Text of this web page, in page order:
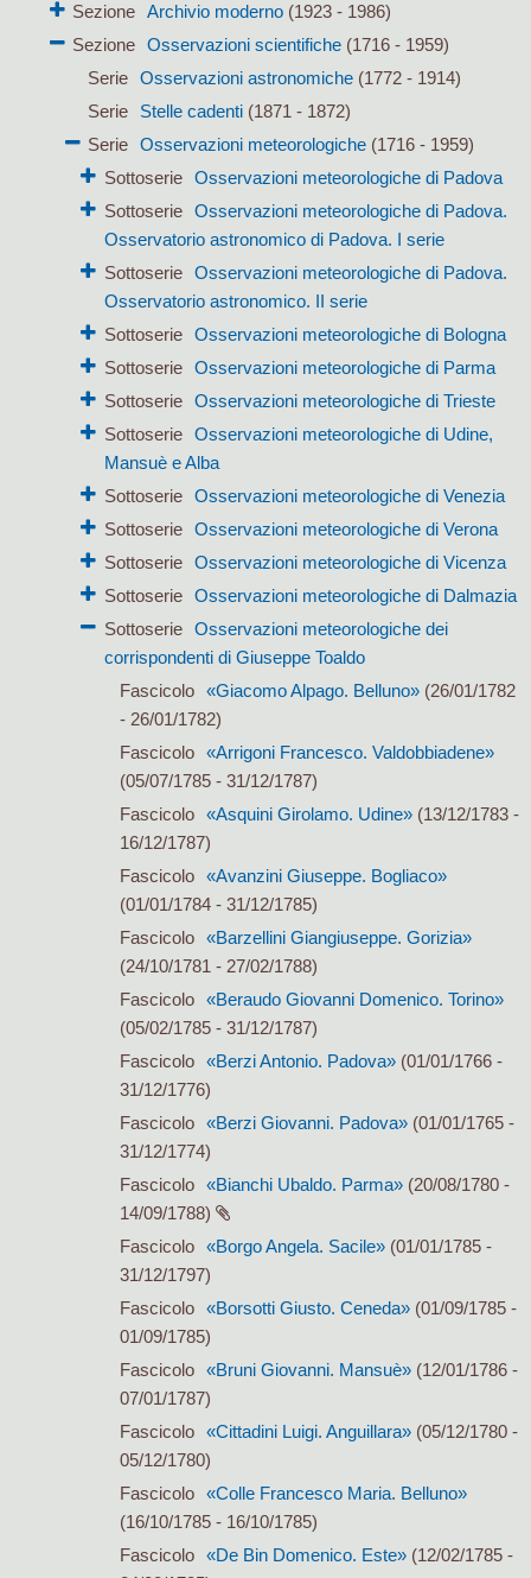
Sezione Archivio moderno(1923 - 1986)
Sezione Osservazioni scientifiche(1716 - 1959)
Serie
Osservazioni astronomiche (1772 - 1914)
Serie
Stelle cadenti (1871 - 1872)
Serie
Osservazioni meteorologiche (1716 - 1959)
Sottoserie
Osservazioni meteorologiche di Padova
Sottoserie
Osservazioni meteorologiche di Padova.
Osservatorio astronomico di Padova. I serie
Sottoserie
Osservazioni meteorologiche di Padova.
Osservatorio astronomico. II serie
Sottoserie
Osservazioni meteorologiche di Bologna
Sottoserie
Osservazioni meteorologiche di Parma
Sottoserie
Osservazioni meteorologiche di Trieste
Sottoserie
Osservazioni meteorologiche di Udine,
Mansuè e Alba
Sottoserie
Osservazioni meteorologiche di Venezia
Sottoserie
Osservazioni meteorologiche di Verona
Sottoserie
Osservazioni meteorologiche di Vicenza
Sottoserie
Osservazioni meteorologiche di Dalmazia
Sottoserie
Osservazioni meteorologiche dei
corrispondenti di Giuseppe Toaldo
Fascicolo «Giacomo Alpago. Belluno»(26/01/1782
- 26/01/1782)
Fascicolo «Arrigoni Francesco. Valdobbiadene»
(05/07/1785 - 31/12/1787)
Fascicolo «Asquini Girolamo. Udine»(13/12/1783 -
16/12/1787)
Fascicolo «Avanzini Giuseppe. Bogliaco»
(01/01/1784 - 31/12/1785)
Fascicolo «Barzellini Giangiuseppe. Gorizia»
(24/10/1781 - 27/02/1788)
Fascicolo «Beraudo Giovanni Domenico. Torino»
(05/02/1785 - 31/12/1787)
Fascicolo «Berzi Antonio. Padova»(01/01/1766 -
31/12/1776)
Fascicolo «Berzi Giovanni. Padova»(01/01/1765 -
31/12/1774)
Fascicolo «Bianchi Ubaldo. Parma»(20/08/1780 -
14/09/1788)
Fascicolo «Borgo Angela. Sacile»(01/01/1785 -
31/12/1797)
Fascicolo «Borsotti Giusto. Ceneda»(01/09/1785 -
01/09/1785)
Fascicolo «Bruni Giovanni. Mansuè»(12/01/1786 -
07/01/1787)
Fascicolo «Cittadini Luigi. Anguillara»(05/12/1780 -
05/12/1780)
Fascicolo «Colle Francesco Maria. Belluno»
(16/10/1785 - 16/10/1785)
Fascicolo «De Bin Domenico. Este»(12/02/1785 -